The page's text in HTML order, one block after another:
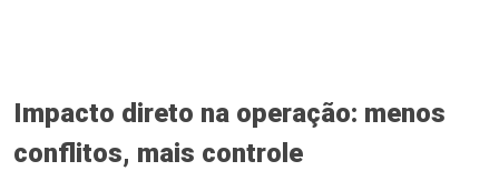
Impacto direto na operação: menos
conflitos, mais controle